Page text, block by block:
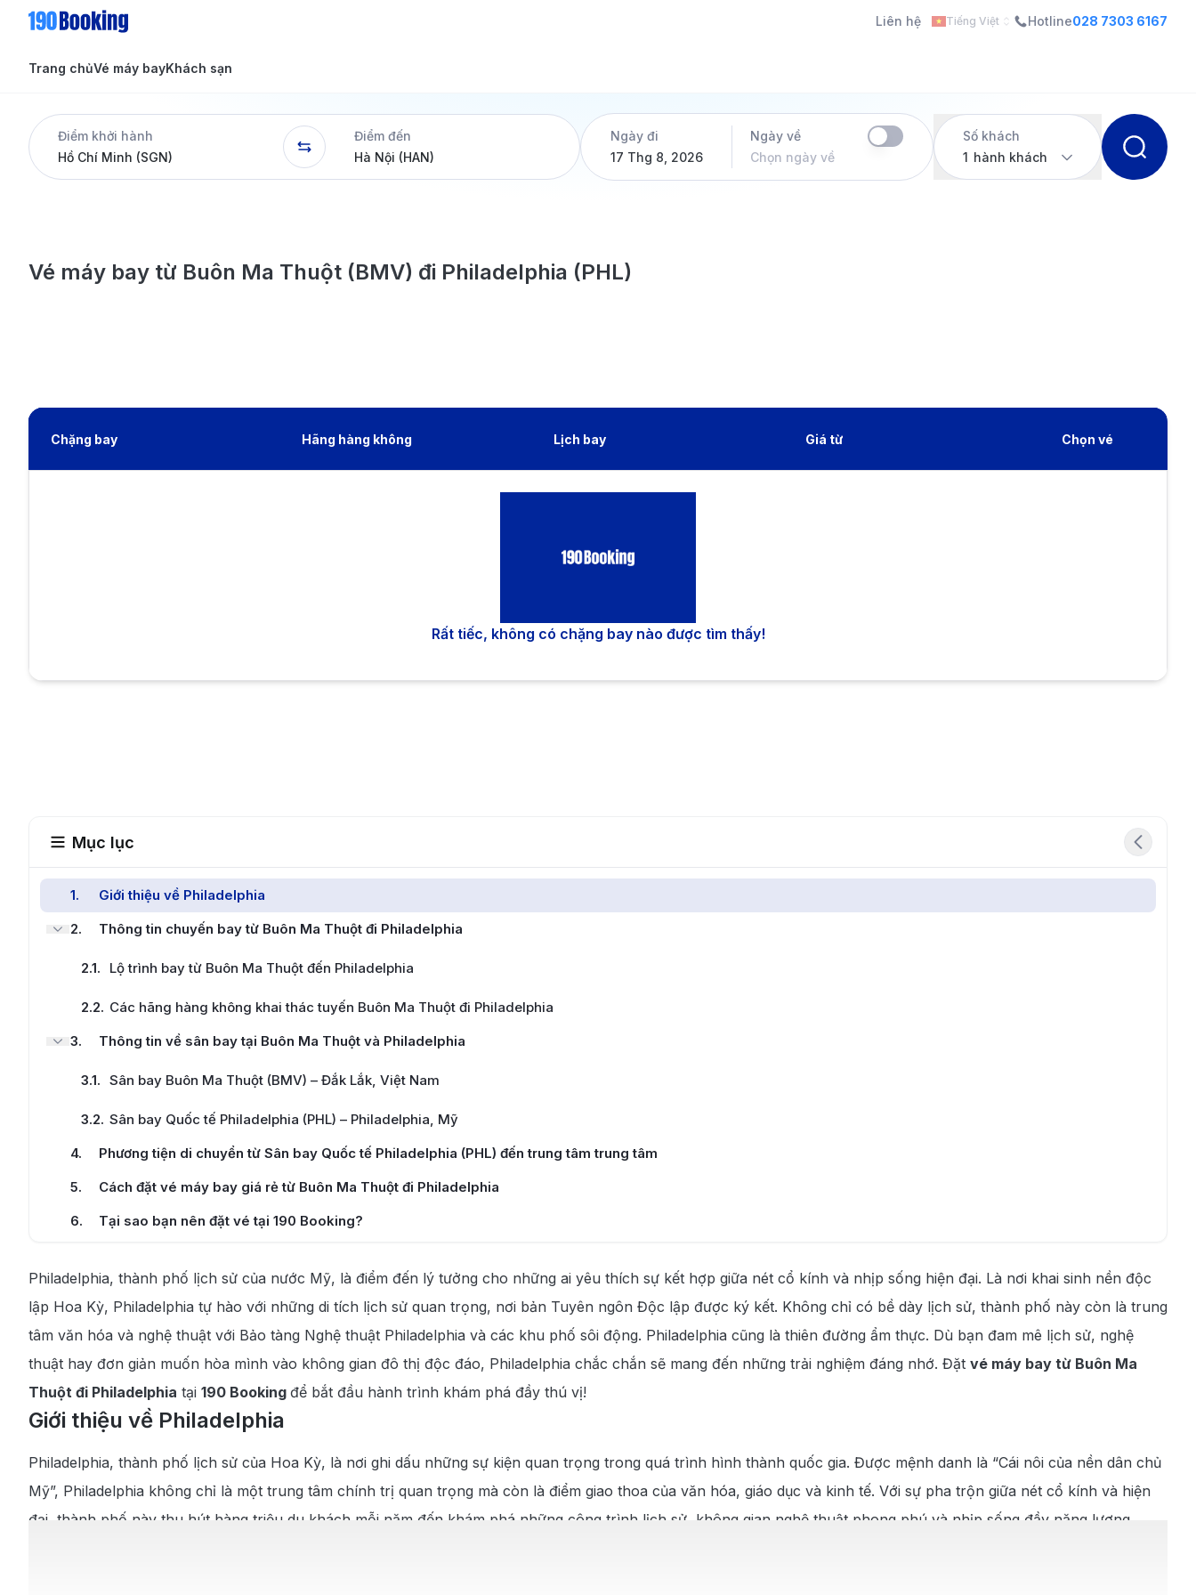
Liên hệ Tiếng Việt Hotline028 7303 6167
Trang chủVé máy bay
Tin tức
Dịch vụ
Khách sạn
Tin tức
Điểm khởi hành
Điểm đến
Ngày đi
17 Thg 8, 2026
Ngày về
Chọn ngày về
Số khách
1 hành khách
Vé máy bay từ Buôn Ma Thuột (BMV) đi Philadelphia (PHL)
Chặng bay Hãng hàng không Lịch bay Giá từ Chọn vé
Rất tiếc, không có chặng bay nào được tìm thấy!
Mục lục
1.
Giới thiệu về Philadelphia
2. Thông tin chuyến bay từ Buôn Ma Thuột đi Philadelphia
2.1. Lộ trình bay từ Buôn Ma Thuột đến Philadelphia
2.2. Các hãng hàng không khai thác tuyến Buôn Ma Thuột đi Philadelphia
3. Thông tin về sân bay tại Buôn Ma Thuột và Philadelphia
3.1. Sân bay Buôn Ma Thuột (BMV) – Đắk Lắk, Việt Nam
3.2. Sân bay Quốc tế Philadelphia (PHL) – Philadelphia, Mỹ
4.
Phương tiện di chuyển từ Sân bay Quốc tế Philadelphia (PHL) đến trung tâm trung tâm
5.
Cách đặt vé máy bay giá rẻ từ Buôn Ma Thuột đi Philadelphia
6.
Tại sao bạn nên đặt vé tại 190 Booking?
7.2. Những món ăn đặc trưng tại Philadelphia
7.3. Thời điểm lý tưởng để du lịch Philadelphia
Philadelphia, thành phố lịch sử của nước Mỹ, là điểm đến lý tưởng cho những ai yêu thích sự kết hợp giữa nét cổ kính và nhịp sống hiện đại. Là nơi khai sinh nền độc
lập Hoa Kỳ, Philadelphia tự hào với những di tích lịch sử quan trọng, nơi bản Tuyên ngôn Độc lập được ký kết. Không chỉ có bề dày lịch sử, thành phố này còn là trung
tâm văn hóa và nghệ thuật với Bảo tàng Nghệ thuật Philadelphia và các khu phố sôi động. Philadelphia cũng là thiên đường ẩm thực. Dù bạn đam mê lịch sử, nghệ
thuật hay đơn giản muốn hòa mình vào không gian đô thị độc đáo, Philadelphia chắc chắn sẽ mang đến những trải nghiệm đáng nhớ. Đặt vé máy bay từ Buôn Ma
Thuột đi Philadelphia tại 190 Booking để bắt đầu hành trình khám phá đầy thú vị!
Giới thiệu về Philadelphia
Philadelphia, thành phố lịch sử của Hoa Kỳ, là nơi ghi dấu những sự kiện quan trọng trong quá trình hình thành quốc gia. Được mệnh danh là “Cái nôi của nền dân chủ
Mỹ”, Philadelphia không chỉ là một trung tâm chính trị quan trọng mà còn là điểm giao thoa của văn hóa, giáo dục và kinh tế. Với sự pha trộn giữa nét cổ kính và hiện
đại, thành phố này thu hút hàng triệu du khách mỗi năm đến khám phá những công trình lịch sử, không gian nghệ thuật phong phú và nhịp sống đầy năng lượng.